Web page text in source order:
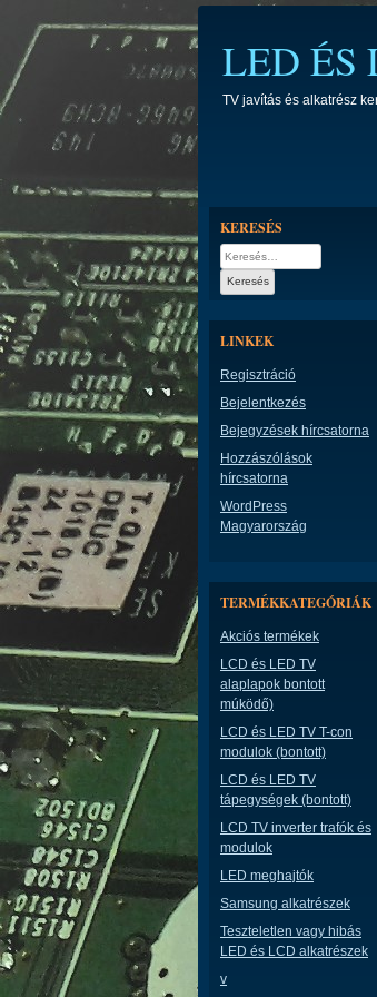
content
LED ÉS
TV javítás és alkatrész
KERESÉS
Keresés:
LINKEK
Regisztráció
Bejelentkezés
Bejegyzések hírcsatorna
Hozzászólások
hírcsatorna
WordPress
Magyarország
TERMÉKKATEGÓRIÁK
Akciós termékek
LCD és LED TV
alaplapok bontott
múködő)
LCD és LED TV T-con
modulok (bontott)
LCD és LED TV
tápegységek (bontott)
LCD TV inverter trafók és
modulok
LED meghajtók
Samsung alkatrészek
Teszteletlen vagy hibás
LED és LCD alkatrészek
v